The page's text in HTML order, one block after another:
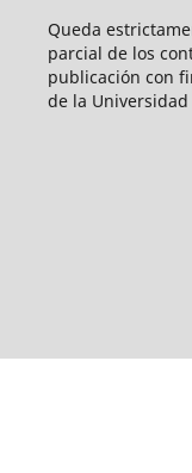
Queda
parcial de los
publicación con
de la